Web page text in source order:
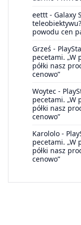
eettt - Galaxy
powodu cen
Grześ -
pecetami. „W
półki nasz
cenowo”
Woytec -
pecetami. „W
półki nasz
cenowo”
Karololo -
pecetami. „W
półki nasz
cenowo”